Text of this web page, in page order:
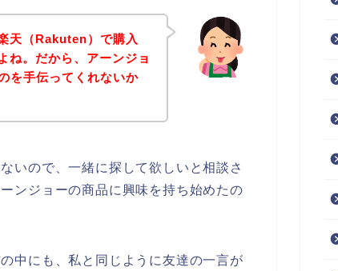
天（Rakuten）で購入
ね。だから、アーンジョ
を手伝ってくれないか
いので、一緒に探して欲しいと相談さ
ンジョーの商品に興味を持ち始めたの
中にも、私と同じように友達の一言が